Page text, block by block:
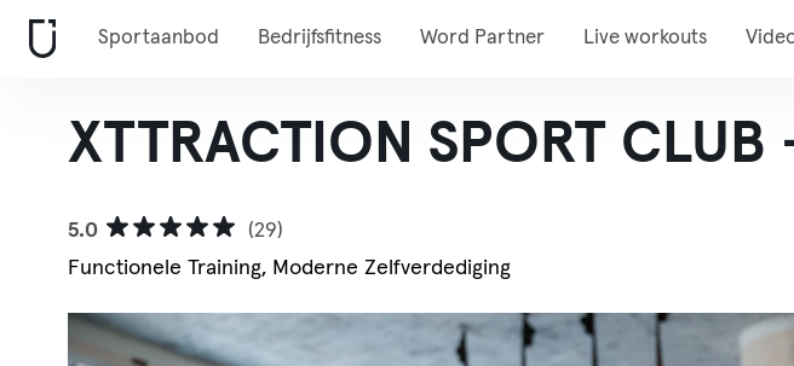
Sportaanbod Bedrijfsfitness Word Partner Live workouts
XTTRACTION SPORT
5.0
(29)
Functionele Training, Moderne Zelfverdediging